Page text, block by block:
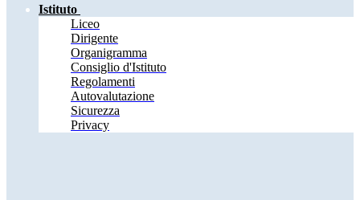
Istituto
Liceo
Dirigente
Organigramma
Consiglio d'Istituto
Regolamenti
Autovalutazione
Sicurezza
Privacy